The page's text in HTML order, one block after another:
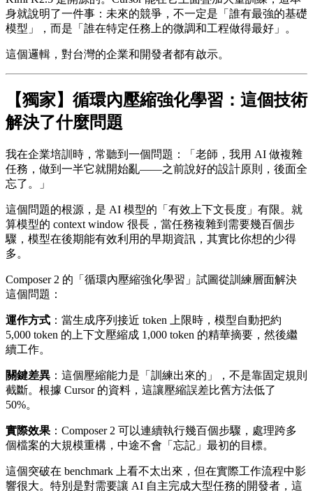
身就說明了一件事：未來的競爭，不一定是「誰有最強的基礎
模型」，而是「誰在特定任務上的微調和工程做得最好」。
這個邏輯，對台灣的企業和開發者都有啟示。
【獨家】循環內壓縮強化學習：這個技術
解決了什麼問題
我在企業培訓時，常聽到一個問題：「老師，我用 AI 做複雜
任務，做到一半它就開始亂——之前說好的設計原則，後面全
忘了。」
這個問題的根源，是 AI 模型的「有效上下文長度」有限。就
算模型的 context window 很長，當任務複雜到需要幾百個步
驟，模型在後期能有效利用的早期資訊，其實比你想的少得
多。
Composer 2 的「循環內壓縮強化學習」試圖從訓練層面解決
這個問題：
運作方式 ：當生成序列接近 token 上限時，模型自動把約
5,000 token 的上下文壓縮成 1,000 token 的精華摘要，然後繼
續工作。
關鍵差異 ：這個壓縮能力是「訓練出來的」，不是靠固定規則
截斷。根據 Cursor 的資料，這讓壓縮誤差比舊方法低了
50%。
實際效果 ：Composer 2 可以連續執行幾百個步驟，處理跨多
個檔案的大規模重構，中途不會「忘記」最初的目標。
這個突破在 benchmark 上看不太出來，但在實際工作流程中影
響很大。特別是對需要讓 AI 自主完成大型任務的開發者，這